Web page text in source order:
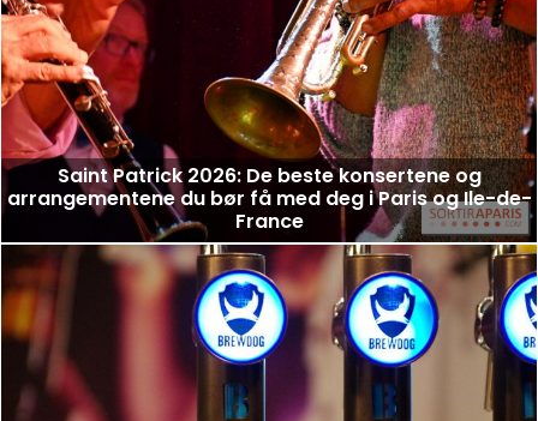
Saint Patrick 2026: De beste konsertene og
arrangementene du bør få med deg i Paris og Ile-de-
France